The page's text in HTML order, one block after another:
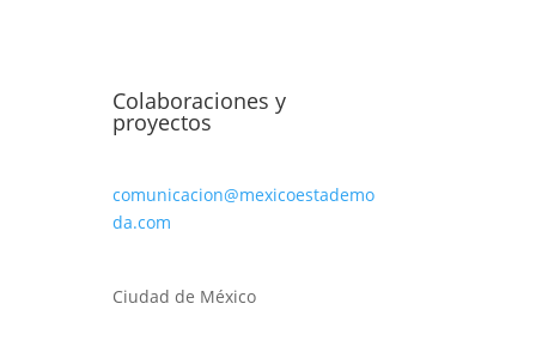
Colaboraciones y
proyectos
comunicacion@mexicoestademo
da.com
Ciudad de México